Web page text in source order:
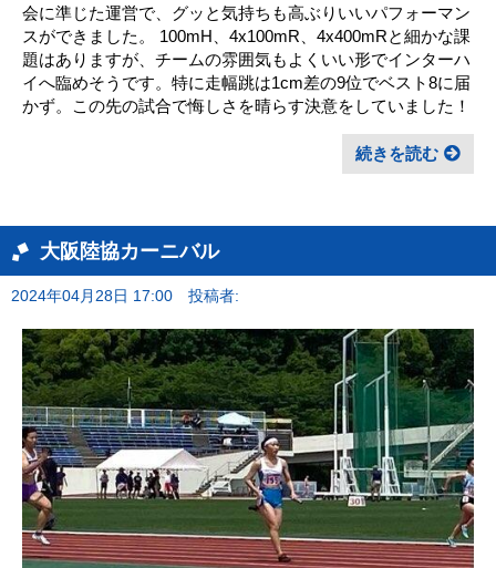
会に準じた運営で、グッと気持ちも高ぶりいいパフォーマン
スができました。 100mH、4x100mR、4x400mRと細かな課
題はありますが、チームの雰囲気もよくいい形でインターハ
イへ臨めそうです。特に走幅跳は1cm差の9位でベスト8に届
かず。この先の試合で悔しさを晴らす決意をしていました！
続きを読む
大阪陸協カーニバル
2024年04月28日 17:00 投稿者: